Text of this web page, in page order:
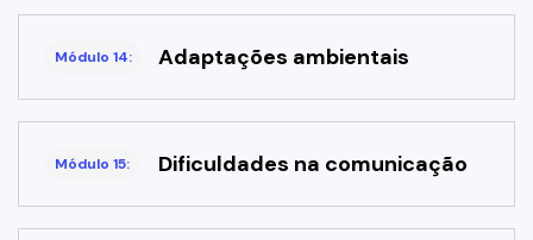
Módulo 14: Adaptações ambientais
Módulo 15: Dificuldades na comunicação